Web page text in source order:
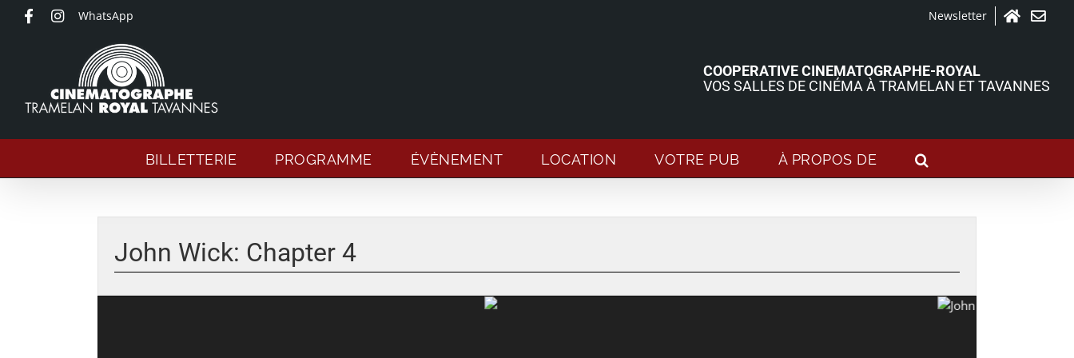
Passer
WhatsApp Newsletter
COOPERATIVE CINEMATOGRAPHE-ROYAL
VOS SALLES DE CINÉMA À TRAMELAN ET TAVANNES
BILLETTERIE PROGRAMME ÉVÈNEMENT LOCATION VOTRE PUB À PROPOS DE
l'image
agrandie
John Wick: Chapter 4